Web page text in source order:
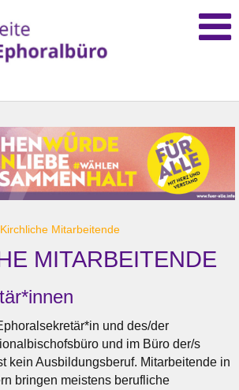
Kirchliche Mitarbeitende
MITARBEITENDE
und des/der
und im Büro der/s
kein Ausbildungsberuf. Mitarbeitende in
bringen meistens berufliche